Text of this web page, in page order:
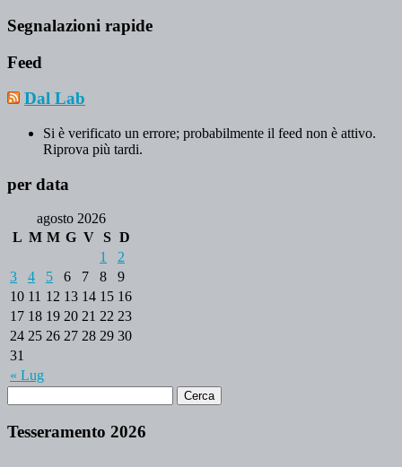
Segnalazioni rapide
Feed
Dal Lab
Si è verificato un errore; probabilmente il feed non è attivo.
Riprova più tardi.
per data
agosto 2026
L M M G V S D
« Lug
1
2
3
4 5 6 7 8
9
10 11 12 13 14 15 16
17 18 19 20 21 22 23
24 25 26 27 28 29 30
31
Tesseramento 2026